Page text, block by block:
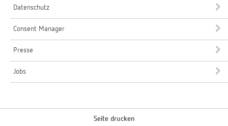
Datenschutz
Consent Manager
Presse
Jobs
Seite drucken